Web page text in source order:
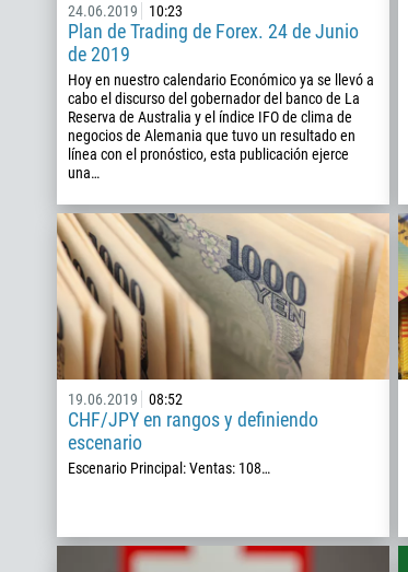
24.06.2019 10:23
Plan de Trading de Forex. 24 de Junio
de 2019
Hoy en nuestro calendario Económico ya se llevó a
cabo el discurso del gobernador del banco de La
Reserva de Australia y el índice IFO de clima de
negocios de Alemania que tuvo un resultado en
línea con el pronóstico, esta publicación ejerce
una…
19.06.2019 08:52
CHF/JPY en rangos y definiendo
escenario
Escenario Principal: Ventas: 108…